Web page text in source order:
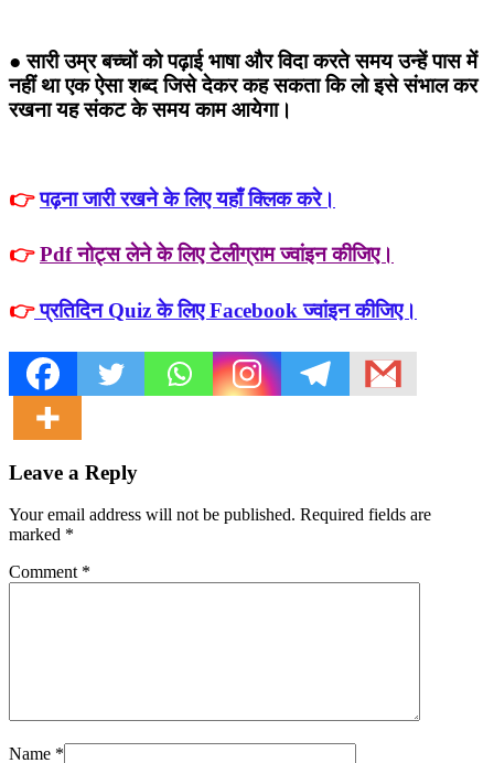
● सारी उम्र बच्चों को पढ़ाई भाषा और विदा करते समय उन्हें पास में
नहीं था एक ऐसा शब्द जिसे देकर कह सकता कि लो इसे संभाल कर
रखना यह संकट के समय काम आयेगा।
👉पढ़ना जारी रखने के लिए यहाँ क्लिक करे।
👉Pdf नोट्स लेने के लिए टेलीग्राम ज्वांइन कीजिए।
👉प्रतिदिन Quiz के लिए Facebook ज्वांइन कीजिए।
Leave a Reply
Your email address will not be published. Required fields are
marked *
Comment *
Name *